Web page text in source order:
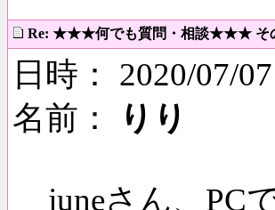
Re: ★★★何でも質問・相談★★★ そ
日時： 2020/07/
名前：
りり
juneさん、PC